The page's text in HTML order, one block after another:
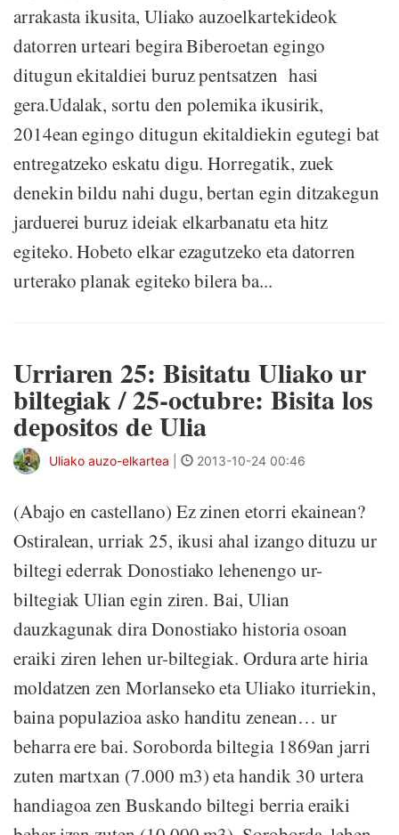
arrakasta ikusita, Uliako auzoelkartekideok
datorren urteari begira Biberoetan egingo
ditugun ekitaldiei buruz pentsatzen hasi
gera.Udalak, sortu den polemika ikusirik,
2014ean egingo ditugun ekitaldiekin egutegi bat
entregatzeko eskatu digu. Horregatik, zuek
denekin bildu nahi dugu, bertan egin ditzakegun
jarduerei buruz ideiak elkarbanatu eta hitz
egiteko. Hobeto elkar ezagutzeko eta datorren
urterako planak egiteko bilera ba...
Urriaren 25: Bisitatu Uliako ur
biltegiak / 25-octubre: Bisita los
depositos de Ulia
Uliako auzo-elkartea 2013-10-24 00:46
(Abajo en castellano) Ez zinen etorri ekainean?
Ostiralean, urriak 25, ikusi ahal izango dituzu ur
biltegi ederrak Donostiako lehenengo ur-
biltegiak Ulian egin ziren. Bai, Ulian
dauzkagunak dira Donostiako historia osoan
eraiki ziren lehen ur-biltegiak. Ordura arte hiria
moldatzen zen Morlanseko eta Uliako iturriekin,
baina populazioa asko handitu zenean… ur
beharra ere bai. Soroborda biltegia 1869an jarri
zuten martxan (7.000 m3) eta handik 30 urtera
handiagoa zen Buskando biltegi berria eraiki